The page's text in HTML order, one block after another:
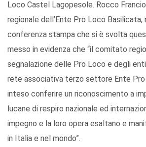
Loco Castel Lagopesole. Rocco
regionale dell’Ente Pro Loco Basilicata,
conferenza stampa che si è svolta
messo in evidenza che “il comitato
segnalazione delle Pro Loco e degli
rete associativa terzo settore Ente
inteso conferire un riconoscimento a
lucane di respiro nazionale ed
impegno e la loro opera esaltano e
in Italia e nel mondo”.